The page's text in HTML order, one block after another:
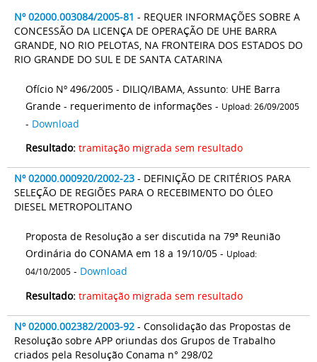
Nº 02000.003084/2005-81 - REQUER INFORMAÇÕES SOBRE A
CONCESSÃO DA LICENÇA DE OPERAÇÃO DE UHE BARRA
GRANDE, NO RIO PELOTAS, NA FRONTEIRA DOS ESTADOS DO
RIO GRANDE DO SUL E DE SANTA CATARINA
Ofício Nº 496/2005 - DILIQ/IBAMA, Assunto: UHE Barra
Grande - requerimento de informações - Upload: 26/09/2005
- Download
Resultado: tramitação migrada sem resultado
Nº 02000.000920/2002-23 - DEFINIÇÃO DE CRITÉRIOS PARA
SELEÇÃO DE REGIÕES PARA O RECEBIMENTO DO ÓLEO
DIESEL METROPOLITANO
Proposta de Resolução a ser discutida na 79ª Reunião
Ordinária do CONAMA em 18 a 19/10/05 - Upload:
04/10/2005 - Download
Resultado: tramitação migrada sem resultado
Nº 02000.002382/2003-92 - Consolidação das Propostas de
Resolução sobre APP oriundas dos Grupos de Trabalho
criados pela Resolução Conama n° 298/02